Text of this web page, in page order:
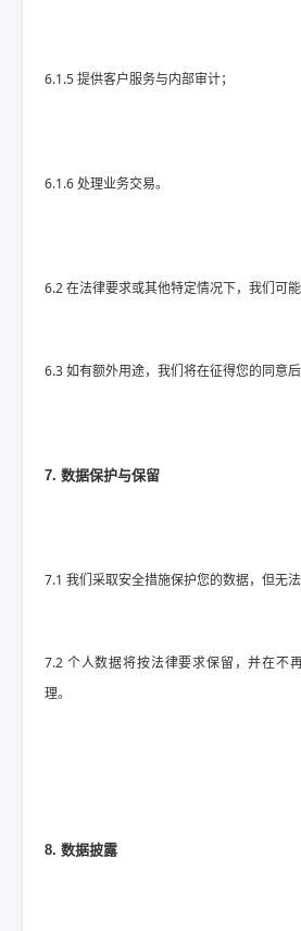
6.1.5 提供客户服务与内部审计；
6.1.6 处理业务交易。
6.2 在法律要求或其他特定情况下，我们可
6.3 如有额外用途，我们将在征得您的同意后
7. 数据保护与保留
7.1 我们采取安全措施保护您的数据，但无法
7.2 个人数据将按法律要求保留，并在不
理。
8. 数据披露